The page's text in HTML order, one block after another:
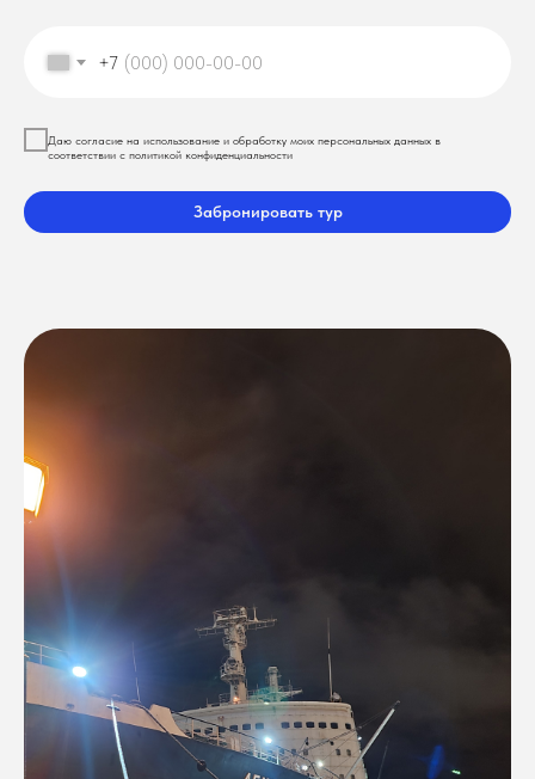
+7
Даю согласие на использование и обработку моих персональных данных в
соответствии с политикой конфиденциальности
Забронировать тур